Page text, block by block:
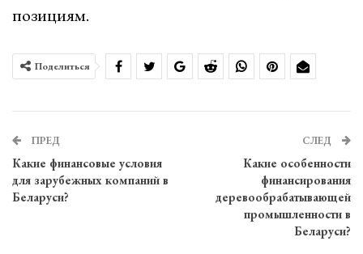
позициям.
Поделиться
ПРЕД
Какие финансовые условия
для зарубежных компаний в
Беларуси?
СЛЕД
Какие особенности
финансирования
деревообрабатывающей
промышленности в
Беларуси?